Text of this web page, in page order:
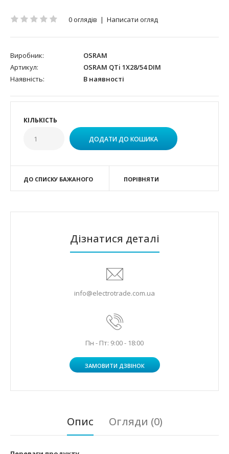
0 оглядів | Написати огляд
Виробник:
OSRAM
Артикул:
OSRAM QTi 1X28/54 DIM
Наявність:
В наявності
КІЛЬКІСТЬ
ДО СПИСКУ БАЖАНОГО ПОРІВНЯТИ
Дізнатися деталі
info@electrotrade.com.ua
Пн - Пт: 9:00 - 18:00
ЗАМОВИТИ ДЗВІНОК
Опис Огляди (0)